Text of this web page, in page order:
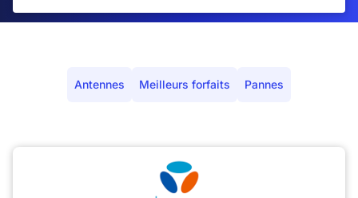
Antennes Meilleurs forfaits Pannes